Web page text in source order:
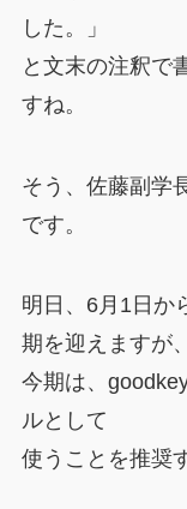
した。」
と文末の注釈で
すね。
そう、佐藤副学
です。
明日、6月1日か
期を迎えますが、
今期は、
ルとして
使うことを推奨